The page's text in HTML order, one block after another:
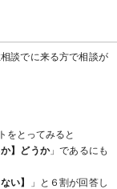
談でに来る方で相談が
をとってみると
】どうか​」であるにも
い】
」と６割が回答し